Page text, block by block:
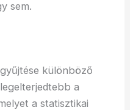
sem.
különböző
a
a statisztikai